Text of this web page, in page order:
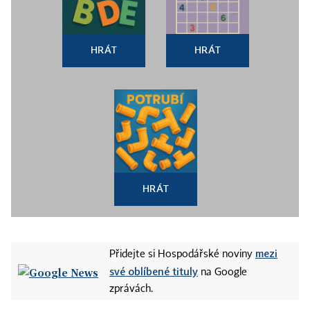
HRÁT HRÁT
HRÁT
Přidejte si Hospodářské noviny mezi
své oblíbené tituly na Google
zprávách.